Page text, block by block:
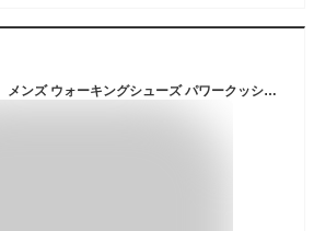
ヨネックス【 YONEX 】 メンズ ウォーキングシューズ パワークッション MC114 ブラック SHWMC114 靴幅3.5E 2026年継続MODEL 【メール便不可】[取り寄せ][自社倉庫]